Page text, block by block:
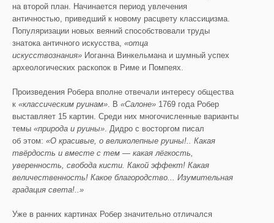
на второй план. Начинается период увлечения
античностью, приведший к новому расцвету классицизма.
Популяризации новых веяний способствовали труды
знатока античного искусства, «отца
искусствознания» Иоганна Винкельмана и шумный успех
археологических раскопок в Риме и Помпеях.
Произведения Робера вполне отвечали интересу общества
к «классическим руинам». В «Салоне» 1769 года Робер
выставляет 15 картин. Среди них многочисленные варианты
темы «природа и руины». Дидро с восторгом писал
об этом: «О красивые, о великолепные руины!.. Какая
твёрдость и вместе с тем — какая лёгкость,
уверенность, свобода кисти. Какой эффект! Какая
величественность! Какое благородство... Изумительная
градация света!..»
Уже в ранних картинах Робер значительно отличался